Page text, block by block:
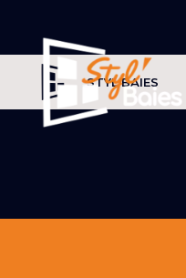
STYL'BAIES